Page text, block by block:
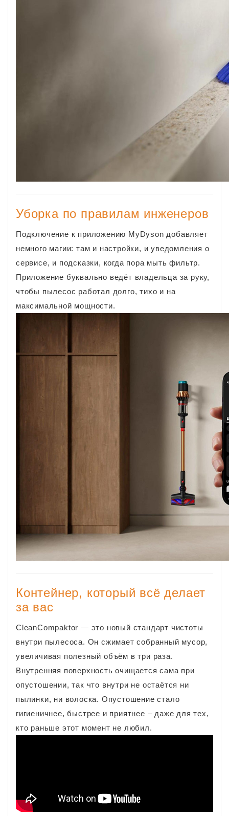
Уборка по правилам инженеров
Подключение к приложению MyDyson добавляет
немного магии: там и настройки, и уведомления о
сервисе, и подсказки, когда пора мыть фильтр.
Приложение буквально ведёт владельца за руку,
чтобы пылесос работал долго, тихо и на
максимальной мощности.
Контейнер, который всё делает
за вас
CleanCompaktor — это новый стандарт чистоты
внутри пылесоса. Он сжимает собранный мусор,
увеличивая полезный объём в три раза.
Внутренняя поверхность очищается сама при
опустошении, так что внутри не остаётся ни
пылинки, ни волоска. Опустошение стало
гигиеничнее, быстрее и приятнее – даже для тех,
кто раньше этот момент не любил.